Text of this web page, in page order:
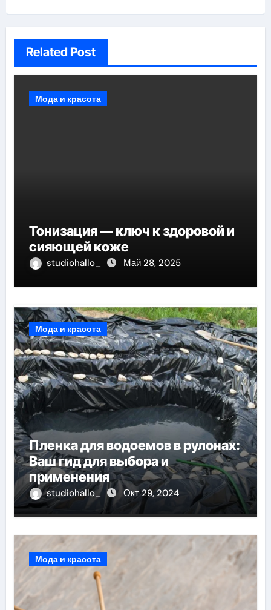
Related Post
Мода и красота
Тонизация — ключ к здоровой и
сияющей коже
studiohallo_ Май 28, 2025
Мода и красота
Пленка для водоемов в рулонах:
Ваш гид для выбора и
применения
studiohallo_ Окт 29, 2024
Мода и красота